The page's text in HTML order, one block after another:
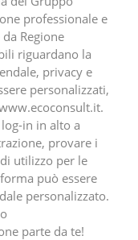
professionale e
Regione
riguardano la
privacy e
personalizzati,
in in alto a
provare i
utilizzo per le
può essere
personalizzato.
parte da te!